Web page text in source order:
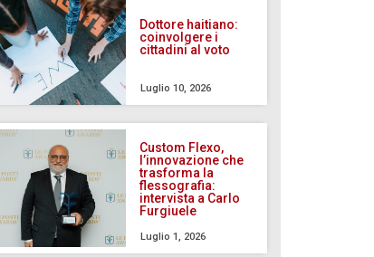
Dottore haitiano:
coinvolgere i
cittadini al voto
Luglio 10, 2026
Custom Flexo,
l’innovazione che
trasforma la
flessografia:
intervista a Carlo
Furgiuele
Luglio 1, 2026